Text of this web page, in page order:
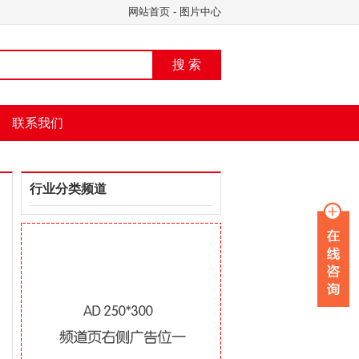
网站首页 - 图片中心
搜 索
联系我们
行业分类频道